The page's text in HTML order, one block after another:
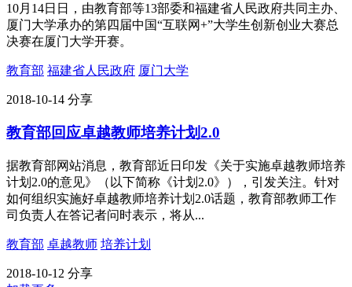
10月14日日，由教育部等13部委和福建省人民政府共同主办、
厦门大学承办的第四届中国“互联网+”大学生创新创业大赛总
决赛在厦门大学开赛。
教育部 福建省人民政府 厦门大学
2018-10-14 分享
教育部回应卓越教师培养计划2.0
据教育部网站消息，教育部近日印发《关于实施卓越教师培养
计划2.0的意见》（以下简称《计划2.0》），引发关注。针对
如何组织实施好卓越教师培养计划2.0话题，教育部教师工作
司负责人在答记者问时表示，将从...
教育部 卓越教师 培养计划
2018-10-12 分享